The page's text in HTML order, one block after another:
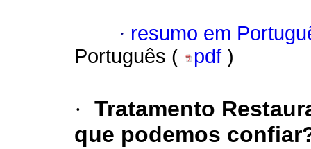
· resumo em
Português (
pdf )
· Tratamento
que podemos